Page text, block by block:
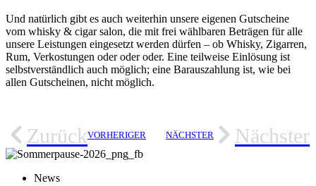
Und natürlich gibt es auch weiterhin unsere eigenen Gutscheine
vom whisky & cigar salon, die mit frei wählbaren Beträgen für alle
unsere Leistungen eingesetzt werden dürfen – ob Whisky, Zigarren,
Rum, Verkostungen oder oder oder. Eine teilweise Einlösung ist
selbstverständlich auch möglich; eine Barauszahlung ist, wie bei
allen Gutscheinen, nicht möglich.
ZurückVORHERIGER NÄCHSTER Nächster
News